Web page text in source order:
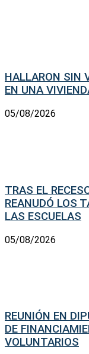
HALLARON SIN
EN UNA
05/08/2026
TRAS EL
REANUDÓ LOS
LAS ESCUELAS
05/08/2026
REUNIÓN EN
DE
VOLUNTARIOS